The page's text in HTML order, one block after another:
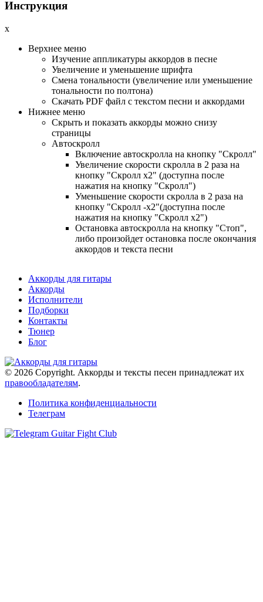
Инструкция
x
Верхнее меню
Изучение аппликатуры аккордов в песне
Увеличение и уменьшение шрифта
Смена тональности (увеличение или уменьшение
тональности по полтона)
Cкачать PDF файл с текстом песни и аккордами
Нижнее меню
Скрыть и показать аккорды можно снизу
страницы
Автоскролл
Включение автоскролла на кнопку "Скролл"
Увеличение скорости скролла в 2 раза на
кнопку "Скролл x2" (доступна после
нажатия на кнопку "Скролл")
Уменьшение скорости скролла в 2 раза на
кнопку "Скролл -x2"(доступна после
нажатия на кнопку "Скролл x2")
Остановка автоскролла на кнопку "Стоп",
либо произойдет остановка после окончания
аккордов и текста песни
Аккорды для гитары
Аккорды
Исполнители
Подборки
Контакты
Тюнер
Блог
© 2026 Copyright. Аккорды и тексты песен принадлежат их
правообладателям.
Политика конфиденциальности
Телеграм